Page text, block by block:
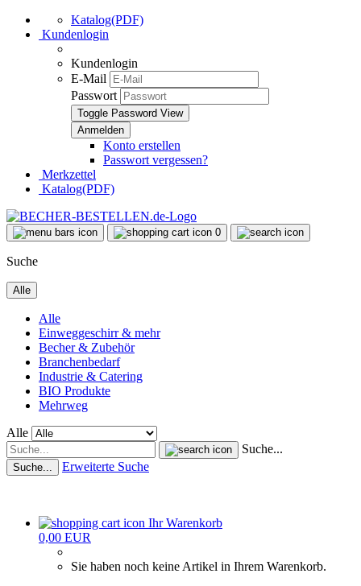
Katalog(PDF)
Kundenlogin
Kundenlogin
E-Mail
Passwort
Toggle Password View
Konto erstellen
Passwort vergessen?
Merkzettel
Katalog(PDF)
0
Suche
Alle
Alle
Einweggeschirr & mehr
Becher & Zubehör
Branchenbedarf
Industrie & Catering
BIO Produkte
Mehrweg
Alle
Suche...
Suche... Erweiterte Suche
Ihr Warenkorb
0,00 EUR
Sie haben noch keine Artikel in Ihrem Warenkorb.